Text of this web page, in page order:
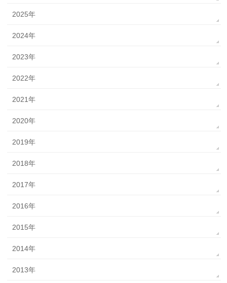
2025年
2024年
2023年
2022年
2021年
2020年
2019年
2018年
2017年
2016年
2015年
2014年
2013年